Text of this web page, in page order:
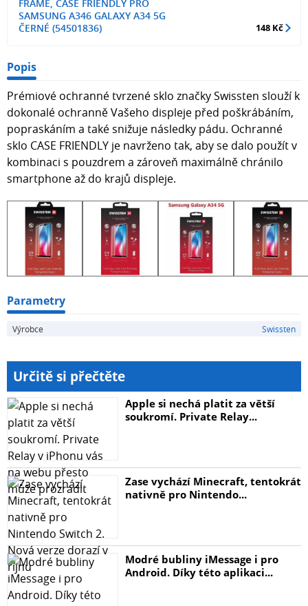
FRAME, CASE FRIENDLY PRO
SAMSUNG A346 GALAXY A34 5G
ČERNÉ (54501836)
148 Kč
Popis
Prémiové ochranné tvrzené sklo značky Swissten slouží k
dokonalé ochranně Vašeho displeje před poškrábáním,
popraskáním a také snižuje následky pádu. Ochranné
sklo CASE FRIENDLY je navrženo tak, aby se dalo použít v
kombinaci s pouzdrem a zároveň maximálně chránilo
smartphone až do krajů displeje.
Parametry
Výrobce Swissten
Určitě si přečtěte
Apple si nechá platit za větší
soukromí. Private Relay...
Zase vychází Minecraft, tentokrát
nativně pro Nintendo...
Modré bubliny iMessage i pro
Android. Díky této aplikaci...